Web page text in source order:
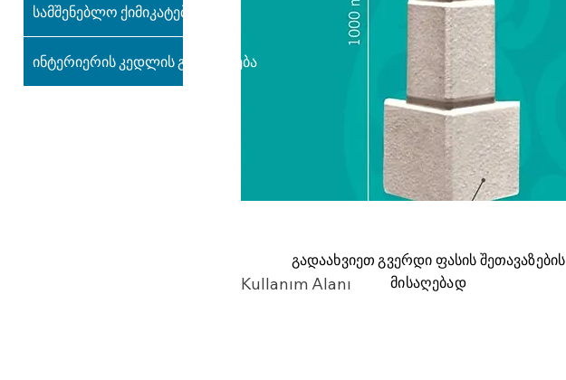
Kullanım Alanı
გადაახვიეთ გვერდი ფასის შეთავაზების
მისაღებად
სამშენებლო ქიმიკატები
ინტერიერის კედლის გაფორმება